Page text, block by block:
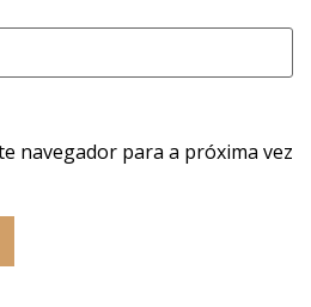
navegador para a próxima vez